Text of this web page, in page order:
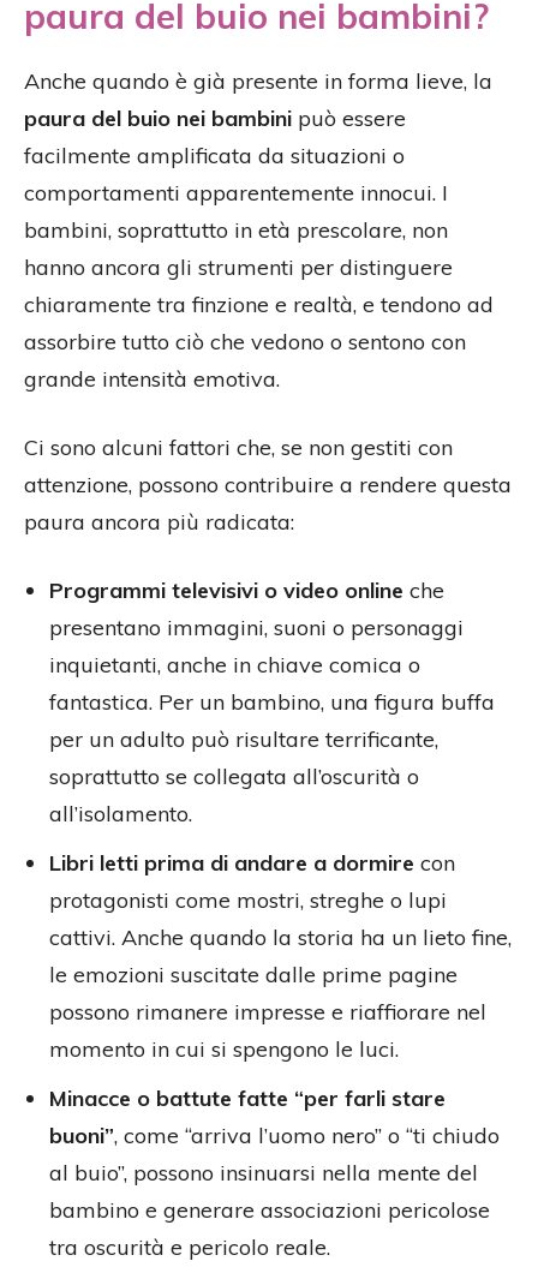
paura del buio nei bambini?
Anche quando è già presente in forma lieve, la
paura del buio nei bambini può essere
facilmente amplificata da situazioni o
comportamenti apparentemente innocui. I
bambini, soprattutto in età prescolare, non
hanno ancora gli strumenti per distinguere
chiaramente tra finzione e realtà, e tendono ad
assorbire tutto ciò che vedono o sentono con
grande intensità emotiva.
Ci sono alcuni fattori che, se non gestiti con
attenzione, possono contribuire a rendere questa
paura ancora più radicata:
Programmi televisivi o video online che
presentano immagini, suoni o personaggi
inquietanti, anche in chiave comica o
fantastica. Per un bambino, una figura buffa
per un adulto può risultare terrificante,
soprattutto se collegata all’oscurità o
all’isolamento.
Libri letti prima di andare a dormire con
protagonisti come mostri, streghe o lupi
cattivi. Anche quando la storia ha un lieto fine,
le emozioni suscitate dalle prime pagine
possono rimanere impresse e riaffiorare nel
momento in cui si spengono le luci.
Minacce o battute fatte “per farli stare
buoni”, come “arriva l’uomo nero” o “ti chiudo
al buio”, possono insinuarsi nella mente del
bambino e generare associazioni pericolose
tra oscurità e pericolo reale.